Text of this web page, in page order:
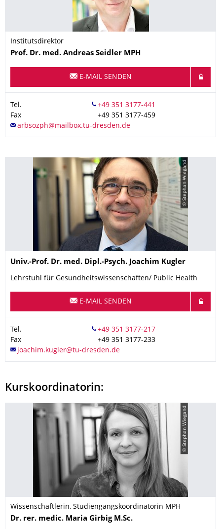
Institutsdirektor
Name
Prof. Dr. med. Andreas Seidler MPH
E-MAIL SENDEN
Tel.
Fax
+49 351 3177-459
© Stephan Wiegand
Name
Univ.-Prof. Dr. med. Dipl.-Psych. Joachim Kugler
Lehrstuhl für Gesundheitswissenschaften/ Public Health
E-MAIL SENDEN
Tel.
Fax
+49 351 3177-233
Kurskoordinatorin:
© Stephan Wiegand
Wissenschaftlerin, Studiengangskoordinatorin MPH
Name
Dr. rer. medic. Maria Girbig M.Sc.